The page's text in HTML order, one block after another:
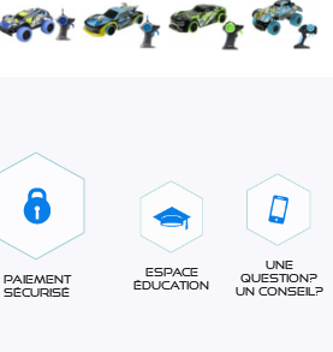
Paiement
sécurisé
Espace
éducation
Une
question?
Un conseil?